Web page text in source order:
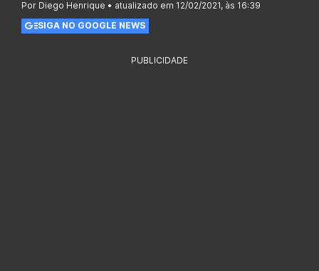
Por Diego Henrique • atualizado em 12/02/2021, às 16:39
SIGA NO GOOGLE NEWS
PUBLICIDADE